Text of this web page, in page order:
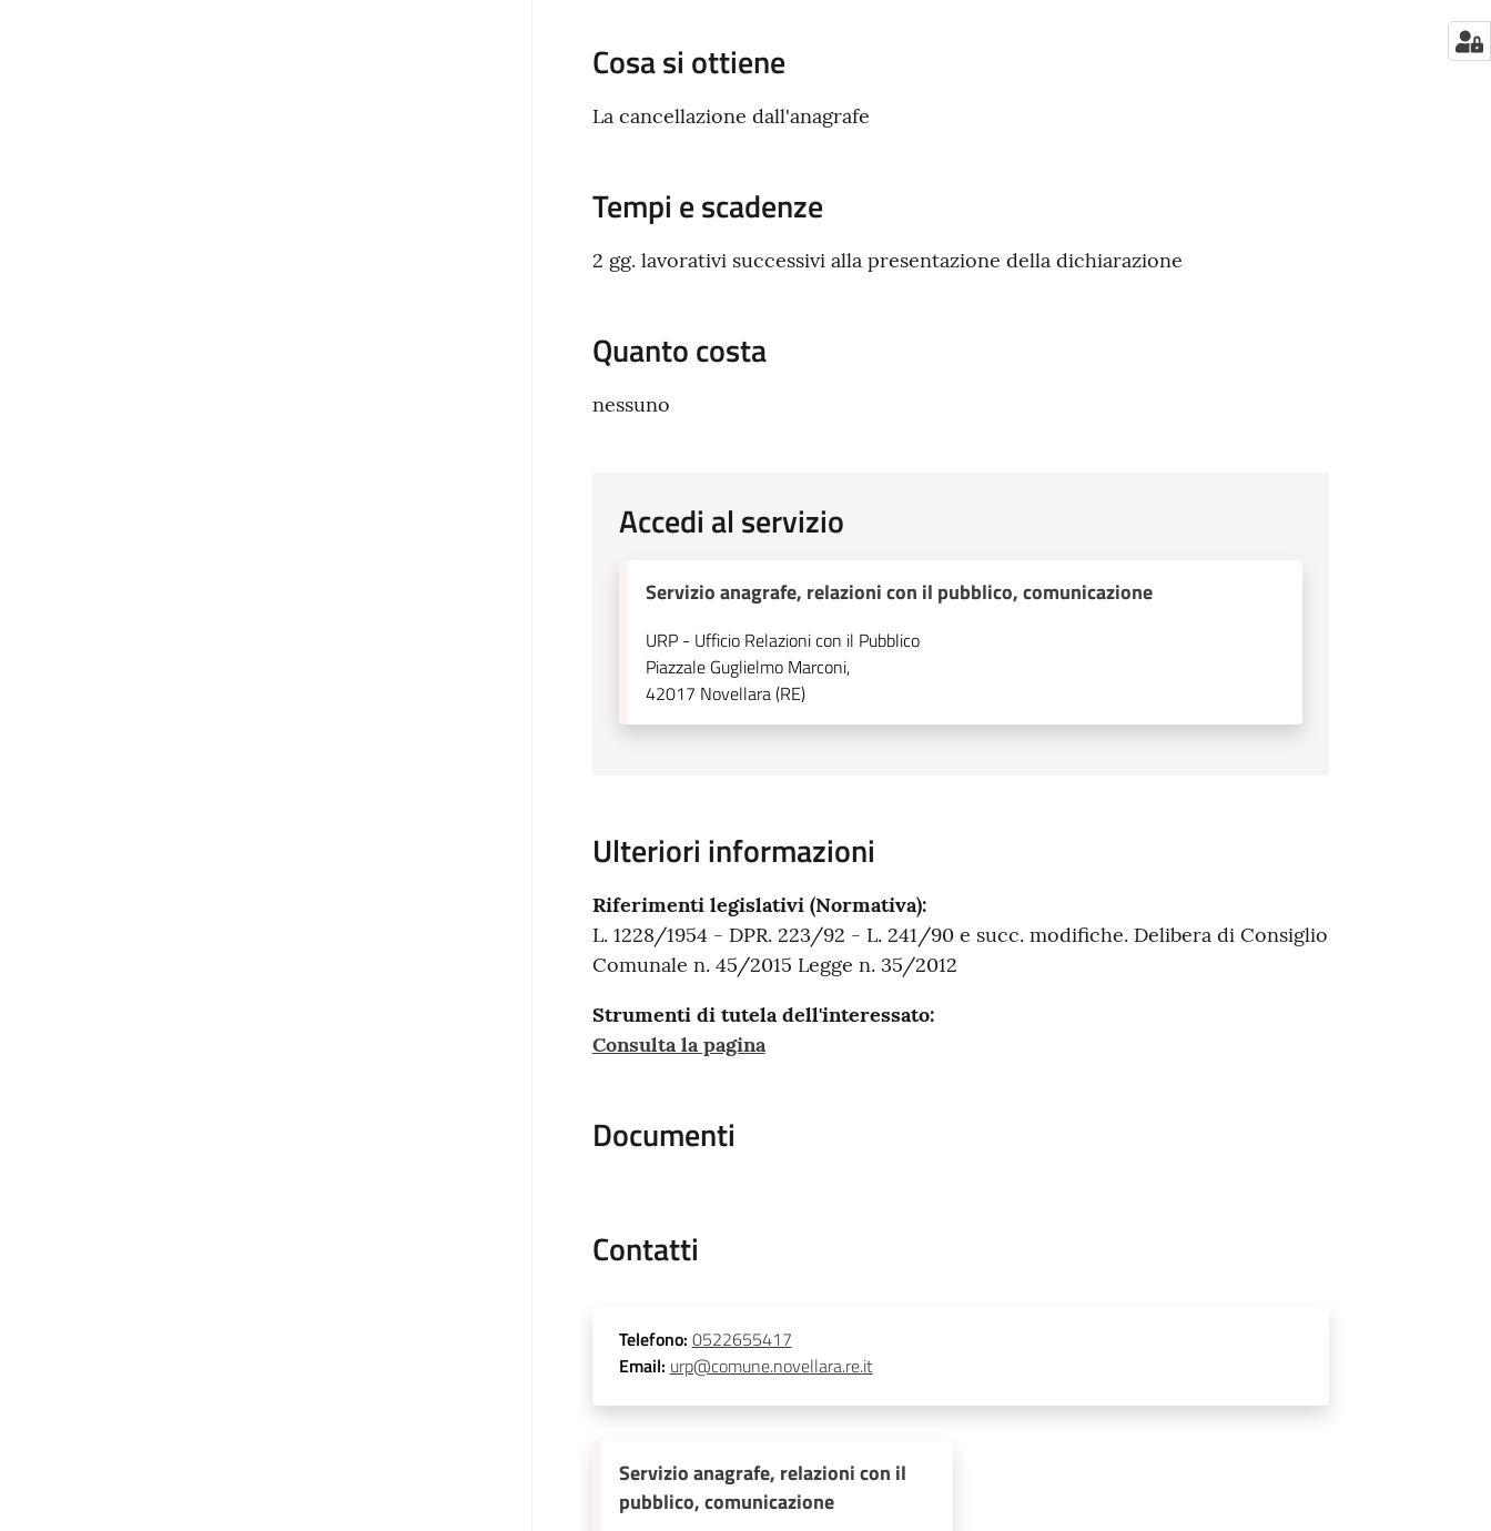
Cosa si ottiene
La cancellazione dall'anagrafe
Tempi e scadenze
2 gg. lavorativi successivi alla presentazione della dichiarazione
Quanto costa
nessuno
Accedi al servizio
Servizio anagrafe, relazioni con il pubblico, comunicazione
URP - Ufficio Relazioni con il Pubblico
Piazzale Guglielmo Marconi,
42017 Novellara (RE)
Ulteriori informazioni
Riferimenti legislativi (Normativa):
L. 1228/1954 - DPR. 223/92 - L. 241/90 e succ. modifiche. Delibera di Consiglio
Comunale n. 45/2015 Legge n. 35/2012
Strumenti di tutela dell'interessato:
Consulta la pagina
Documenti
Contatti
Telefono: 0522655417
Email: urp@comune.novellara.re.it
Servizio anagrafe, relazioni con il
pubblico, comunicazione